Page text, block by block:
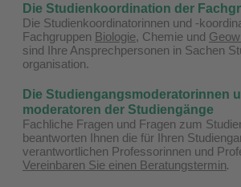
Die Studienkoordination der
Die Studienkoordinatorinnen und -
Fachgruppen Biologie, Chemie und
sind Ihre Ansprechpersonen in Sachen
organisation.
Die Studiengangsmoderatorinnen
moderatoren der Studiengänge
Fachliche Fragen und Fragen zum
beantworten Ihnen die für Ihren
verantwortlichen Professorinnen und
Vereinbaren Sie einen Beratungstermin.